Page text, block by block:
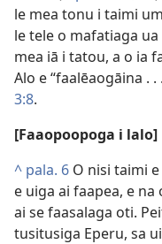
le mea tonu i taimi
le tele o mafatiaga
mea iā i tatou, a o ia
Alo e “faalēaogāina .
3:8.
[Faaopoopoga i lalo]
^ pala. 6 O nisi taimi
e uiga ai faapea, e
ai se faasalaga oti.
tusitusiga Eperu, sa